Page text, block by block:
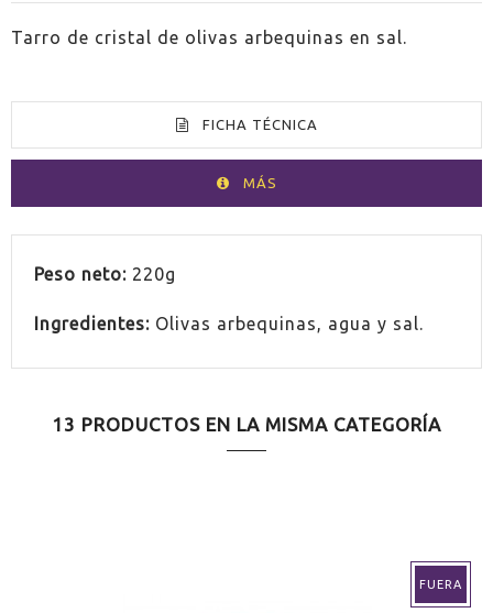
Tarro de cristal de olivas arbequinas en sal.
FICHA TÉCNICA
MÁS
PAÍS
Peso neto: 220g
Ingredientes: Olivas arbequinas, agua y sal.
13 PRODUCTOS EN LA MISMA CATEGORÍA
FUERA